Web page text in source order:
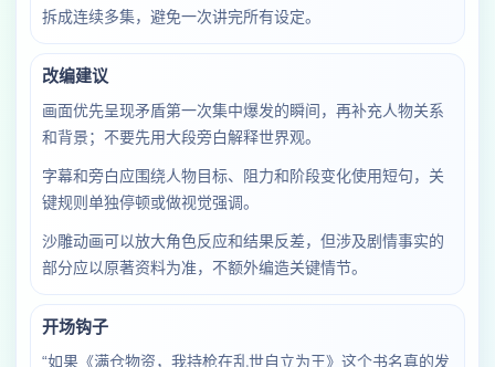
拆成连续多集，避免一次讲完所有设定。
改编建议
画面优先呈现矛盾第一次集中爆发的瞬间，再补充人物关系
和背景；不要先用大段旁白解释世界观。
字幕和旁白应围绕人物目标、阻力和阶段变化使用短句，关
键规则单独停顿或做视觉强调。
沙雕动画可以放大角色反应和结果反差，但涉及剧情事实的
部分应以原著资料为准，不额外编造关键情节。
开场钩子
“如果《满仓物资，我持枪在乱世自立为王》这个书名真的发